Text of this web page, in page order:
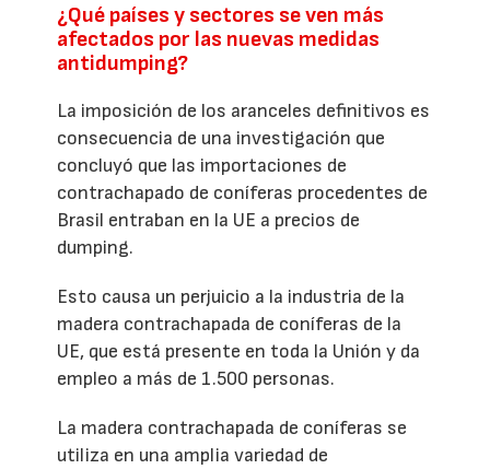
¿Qué países y sectores se ven más
afectados por las nuevas medidas
antidumping?
La imposición de los aranceles definitivos es
consecuencia de una investigación que
concluyó que las importaciones de
contrachapado de coníferas procedentes de
Brasil entraban en la UE a precios de
dumping.
Esto causa un perjuicio a la industria de la
madera contrachapada de coníferas de la
UE, que está presente en toda la Unión y da
empleo a más de 1.500 personas.
La madera contrachapada de coníferas se
utiliza en una amplia variedad de